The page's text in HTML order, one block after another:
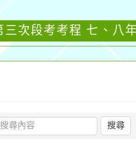
次段考考程 七、八
搜尋